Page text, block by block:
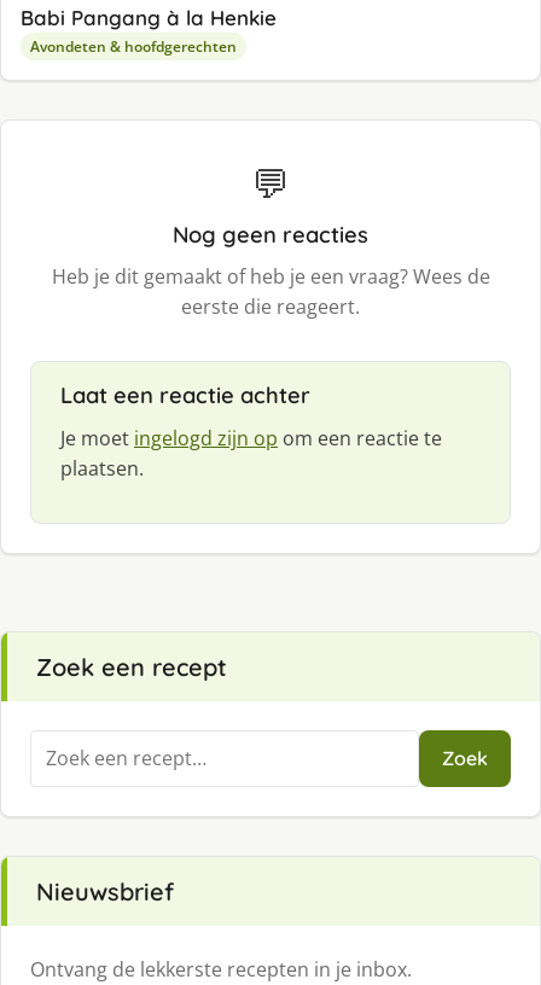
Babi Pangang à la Henkie
Avondeten & hoofdgerechten
💬
Nog geen reacties
Heb je dit gemaakt of heb je een vraag? Wees de
eerste die reageert.
Laat een reactie achter
Je moet ingelogd zijn op om een reactie te
plaatsen.
Zoek een recept
Zoeken
naar:
Zoek
Nieuwsbrief
Ontvang de lekkerste recepten in je inbox.